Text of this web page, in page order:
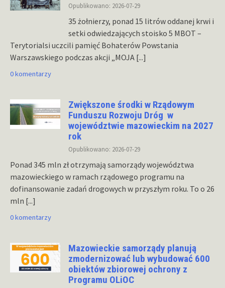
Opublikowano: 2026-07-29
35 żołnierzy, ponad 15 litrów oddanej krwi i
setki odwiedzających stoisko 5 MBOT –
Terytorialsi uczcili pamięć Bohaterów Powstania
Warszawskiego podczas akcji „MOJA [...]
0 komentarzy
Zwiększone środki w Rządowym
Funduszu Rozwoju Dróg w
województwie mazowieckim na 2027
rok
Opublikowano: 2026-07-29
Ponad 345 mln zł otrzymają samorządy województwa
mazowieckiego w ramach rządowego programu na
dofinansowanie zadań drogowych w przyszłym roku. To o 26
mln [...]
0 komentarzy
Mazowieckie samorządy planują
zmodernizować lub wybudować 600
obiektów zbiorowej ochrony z
Programu OLiOC